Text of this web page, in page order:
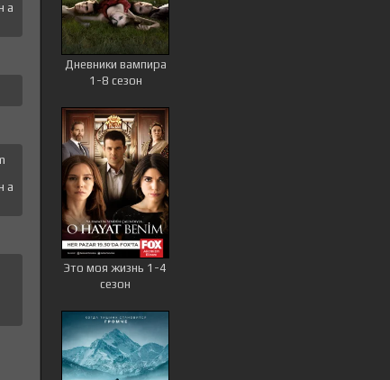
Дневники вампира
1-8 сезон
Это моя жизнь 1-4
сезон
a
a